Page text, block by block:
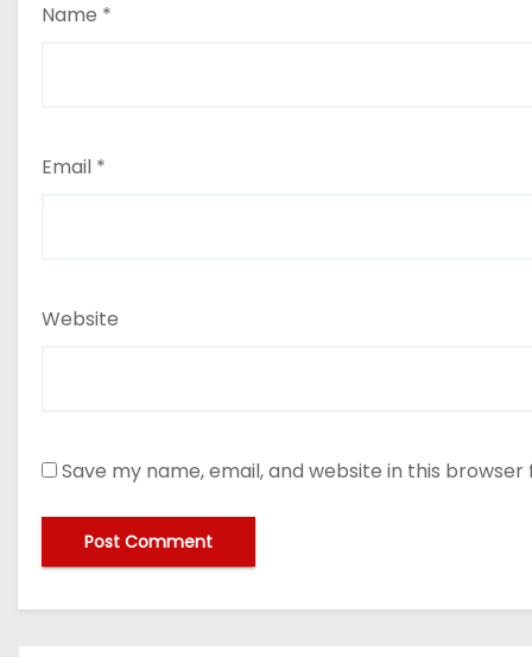
Name *
Email *
Website
Save my name, email, and website in this